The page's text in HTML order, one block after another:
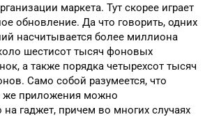
маркета. Тут скорее играет
обновление. Да что говорить, одних
насчитывается более миллиона
шестисот тысяч фоновых
а также порядка четырехсот тысяч
Само собой разумеется, что
же приложения можно
на гаджет, причем во многих случаях